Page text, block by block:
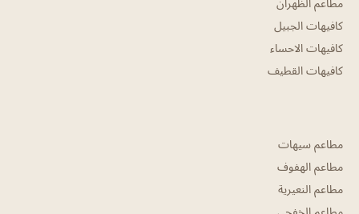
كافيهات الجبيل
كافيهات الاحساء
كافيهات القطيف
مطاعم سيهات
مطاعم الهفوف
مطاعم النعيرية
مطاعم الخفجي